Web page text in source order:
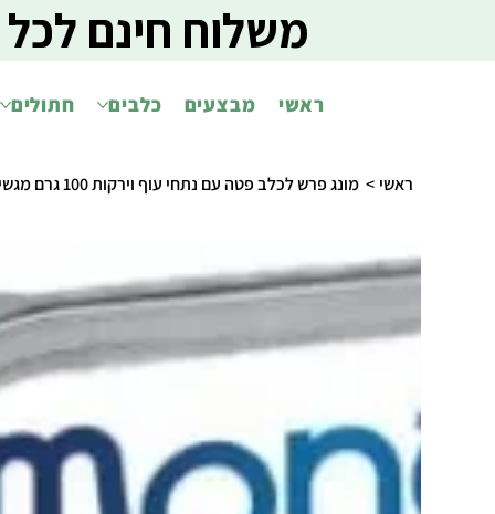
ראשי מבצעים כלבים חתולים
משלוח חינם
ראשי > מונג פרש לכלב פטה עם נתחי עוף וירקות 100 גרם מגשית